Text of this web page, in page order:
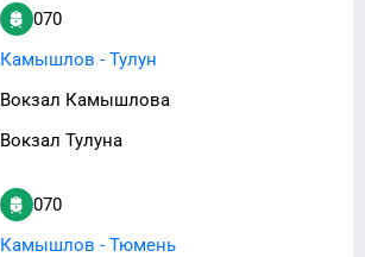
070
Камышлов - Тулун
Вокзал Камышлова
Вокзал Тулуна
070
Камышлов - Тюмень